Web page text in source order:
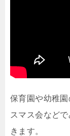
保育園や幼稚
スマス会など
きます。